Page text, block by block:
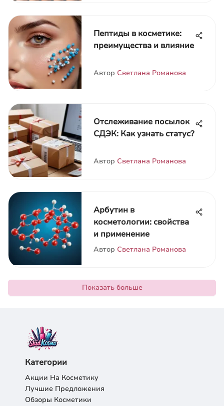
Пептиды в косметике:
преимущества и влияние
Автор Светлана Романова
Отслеживание посылок
СДЭК: Как узнать статус?
Автор Светлана Романова
Арбутин в
косметологии: свойства
и применение
Автор Светлана Романова
Показать больше
Категории
Акции На Косметику
Лучшие Предложения
Обзоры Косметики